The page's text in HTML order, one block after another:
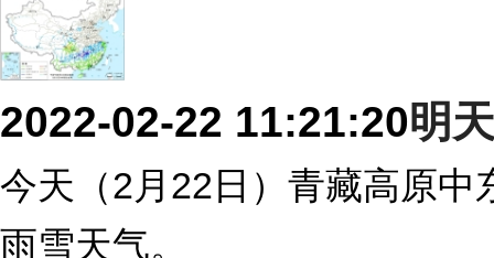
2022-02-22 11:21:20明
今天（2月22日）青藏高原
雨雪天气。